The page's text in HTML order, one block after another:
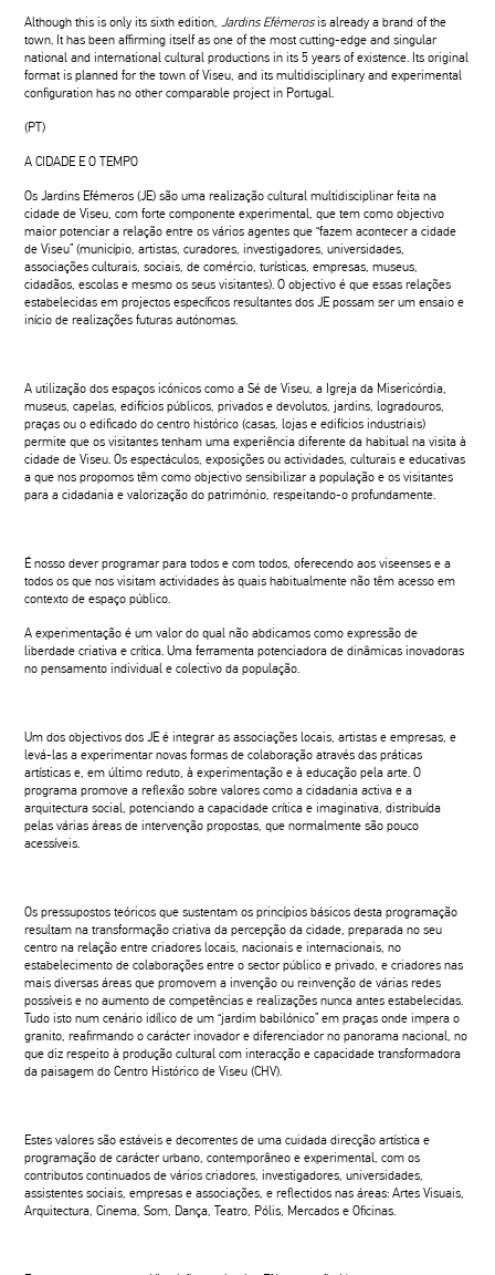
Although this is only its sixth edition,Jardins Efémerosis already a brand of the
town. It has been affirming itself as one of the most cutting-edge and singular
national and international cultural productions in its 5 years of existence. Its original
format is planned for the town of Viseu, and its multidisciplinary and experimental
configuration has no other comparable project in Portugal.
(PT)
A CIDADE E O TEMPO
Os Jardins Efémeros (JE) são uma realização cultural multidisciplinar feita na
cidade de Viseu, com forte componente experimental, que tem como objectivo
maior potenciar a relação entre os vários agentes que “fazem acontecer a cidade
de Viseu” (município, artistas, curadores, investigadores, universidades,
associações culturais, sociais, de comércio, turísticas, empresas, museus,
cidadãos, escolas e mesmo os seus visitantes). O objectivo é que essas relações
estabelecidas em projectos específicos resultantes dos JE possam ser um ensaio e
início de realizações futuras autónomas.
A utilização dos espaços icónicos como a Sé de Viseu, a Igreja da Misericórdia,
museus, capelas, edifícios públicos, privados e devolutos, jardins, logradouros,
praças ou o edificado do centro histórico (casas, lojas e edifícios industriais)
permite que os visitantes tenham uma experiência diferente da habitual na visita à
cidade de Viseu. Os espectáculos, exposições ou actividades, culturais e educativas
a que nos propomos têm como objectivo sensibilizar a população e os visitantes
para a cidadania e valorização do património, respeitando-o profundamente.
É nosso dever programar para todos e com todos, oferecendo aos viseenses e a
todos os que nos visitam actividades às quais habitualmente não têm acesso em
contexto de espaço público.
A experimentação é um valor do qual não abdicamos como expressão de
liberdade criativa e crítica. Uma ferramenta potenciadora de dinâmicas inovadoras
no pensamento individual e colectivo da população.
Um dos objectivos dos JE é integrar as associações locais, artistas e empresas, e
levá-las a experimentar novas formas de colaboração através das práticas
artísticas e, em último reduto, à experimentação e à educação pela arte. O
programa promove a reflexão sobre valores como a cidadania activa e a
arquitectura social, potenciando a capacidade crítica e imaginativa, distribuída
pelas várias áreas de intervenção propostas, que normalmente são pouco
acessíveis.
Os pressupostos teóricos que sustentam os princípios básicos desta programação
resultam na transformação criativa da percepção da cidade, preparada no seu
centro na relação entre criadores locais, nacionais e internacionais, no
estabelecimento de colaborações entre o sector público e privado, e criadores nas
mais diversas áreas que promovem a invenção ou reinvenção de várias redes
possíveis e no aumento de competências e realizações nunca antes estabelecidas.
Tudo isto num cenário idílico de um “jardim babilónico” em praças onde impera o
granito, reafirmando o carácter inovador e diferenciador no panorama nacional, no
que diz respeito à produção cultural com interacção e capacidade transformadora
da paisagem do Centro Histórico de Viseu (CHV).
Estes valores são estáveis e decorrentes de uma cuidada direcção artística e
programação de carácter urbano, contemporâneo e experimental, com os
contributos continuados de vários criadores, investigadores, universidades,
assistentes sociais, empresas e associações, e reflectidos nas áreas: Artes Visuais,
Arquitectura, Cinema, Som, Dança, Teatro, Pólis, Mercados e Oficinas.